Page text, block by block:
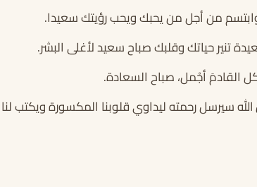
من أجل من يحبك ويحب رؤيتك سعيدا.
تنير حياتك وقلبك صباح سعيد لأغلى البشر.
القادمَ أجْمل، صباح السعادة.
سيرسل رحمته ليداوي قلوبنا المكسورة ويكتب لنا